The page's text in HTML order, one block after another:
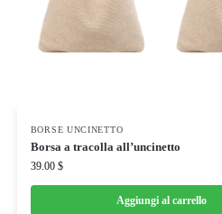
BORSE UNCINETTO
Borsa a tracolla all’uncinetto
39.00 $
Aggiungi al carrello